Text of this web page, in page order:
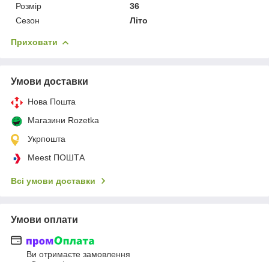
Розмір
36
Сезон
Літо
Приховати
Умови доставки
Нова Пошта
Магазини Rozetka
Укрпошта
Meest ПОШТА
Всі умови доставки
Умови оплати
Ви отримаєте замовлення